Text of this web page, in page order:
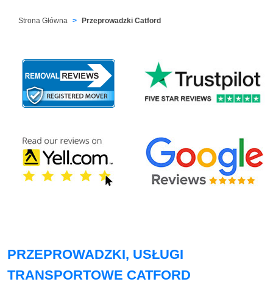
Strona Główna Przeprowadzki Catford
PRZEPROWADZKI, USŁUGI
TRANSPORTOWE CATFORD